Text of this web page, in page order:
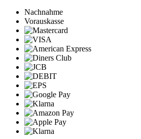
Nachnahme
Vorauskasse